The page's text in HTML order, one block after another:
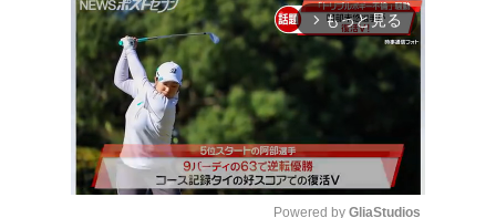
arrow_forward_ios もっと見る
Powered by GliaStudios